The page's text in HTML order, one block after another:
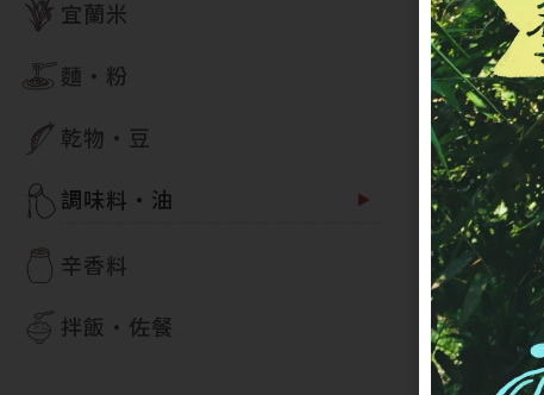
宜蘭米
麵・粉
乾物・豆
調味料・油
辛香料
拌飯・佐餐